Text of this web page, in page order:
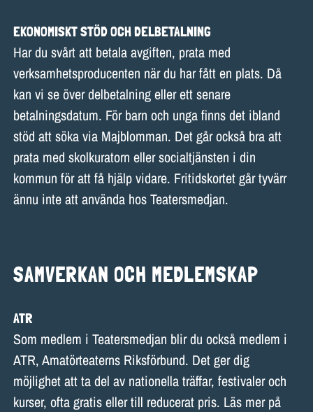
EKONOMISKT STÖD OCH DELBETALNING
Har du svårt att betala avgiften, prata med
verksamhetsproducenten när du har fått en plats. Då
kan vi se över delbetalning eller ett senare
betalningsdatum. För barn och unga finns det ibland
stöd att söka via Majblomman. Det går också bra att
prata med skolkuratorn eller socialtjänsten i din
kommun för att få hjälp vidare. Fritidskortet går tyvärr
ännu inte att använda hos Teatersmedjan.
SAMVERKAN OCH MEDLEMSKAP
ATR
Som medlem i Teatersmedjan blir du också medlem i
ATR, Amatörteaterns Riksförbund. Det ger dig
möjlighet att ta del av nationella träffar, festivaler och
kurser, ofta gratis eller till reducerat pris. Läs mer på